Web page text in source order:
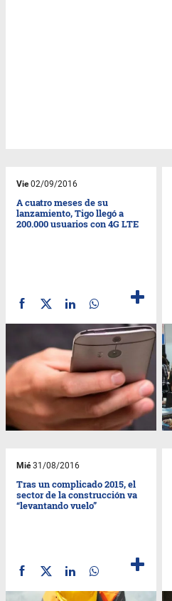
Vie02/09/2016
A cuatro meses de su
lanzamiento, Tigo llegó a
200.000 usuarios con 4G LTE
Mié31/08/2016
Tras un complicado 2015, el
sector de la construcción va
“levantando vuelo”